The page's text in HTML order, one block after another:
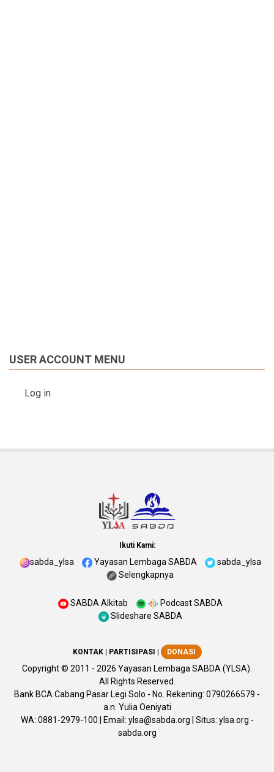
USER ACCOUNT MENU
Log in
Ikuti Kami:
sabda_ylsa Yayasan Lembaga SABDA
sabda_ylsa
Selengkapnya
SABDA Alkitab
Podcast SABDA
Slideshare SABDA
KONTAK| PARTISIPASI DONASI
Copyright© 2011 - 2026 Yayasan Lembaga SABDA (YLSA).
All Rights Reserved.
Bank BCA Cabang Pasar Legi Solo - No. Rekening: 0790266579 -
a.n. Yulia Oeniyati
WA: 0881-2979-100 | Email: ylsa@sabda.org | Situs: ylsa.org -
sabda.org